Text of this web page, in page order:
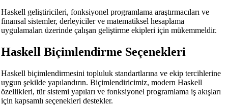
Haskell geliştiricileri, fonksiyonel programlama araştırmacıları ve
finansal sistemler, derleyiciler ve matematiksel hesaplama
uygulamaları üzerinde çalışan geliştirme ekipleri için mükemmeldir.
Haskell Biçimlendirme Seçenekleri
Haskell biçimlendirmesini topluluk standartlarına ve ekip tercihlerine
uygun şekilde yapılandırın. Biçimlendiricimiz, modern Haskell
özellikleri, tür sistemi yapıları ve fonksiyonel programlama iş akışları
için kapsamlı seçenekleri destekler.